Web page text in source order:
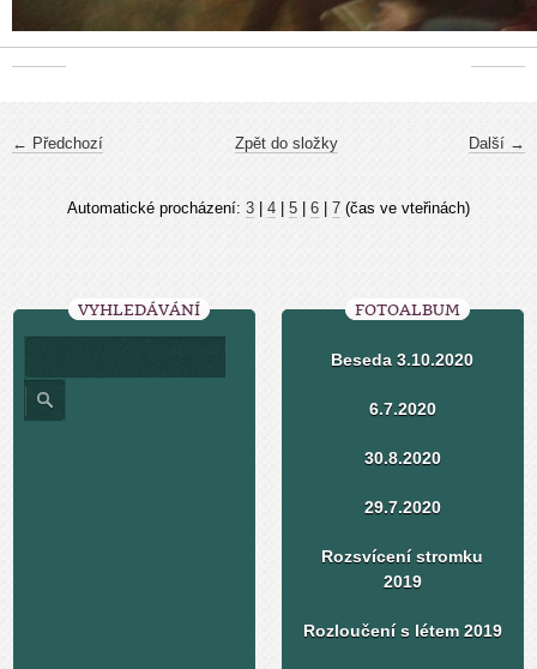
← Předchozí Další →
Zpět do složky
Automatické procházení: 3 4 5 6 7 (čas ve vteřinách)
VYHLEDÁVÁNÍ FOTOALBUM
Beseda 3.10.2020
6.7.2020
30.8.2020
29.7.2020
Rozsvícení stromku
2019
Rozloučení s létem 2019